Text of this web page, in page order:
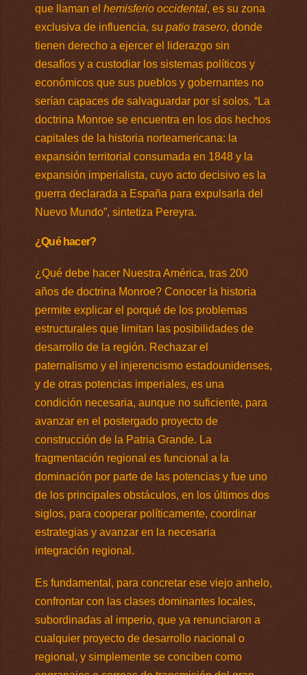
que llaman el hemisferio occidental, es su zona
exclusiva de influencia, su patio trasero, donde
tienen derecho a ejercer el liderazgo sin
desafíos y a custodiar los sistemas políticos y
económicos que sus pueblos y gobernantes no
serían capaces de salvaguardar por sí solos. “La
doctrina Monroe se encuentra en los dos hechos
capitales de la historia norteamericana: la
expansión territorial consumada en 1848 y la
expansión imperialista, cuyo acto decisivo es la
guerra declarada a España para expulsarla del
Nuevo Mundo”, sintetiza Pereyra.
¿Qué hacer?
¿Qué debe hacer Nuestra América, tras 200
años de doctrina Monroe? Conocer la historia
permite explicar el porqué de los problemas
estructurales que limitan las posibilidades de
desarrollo de la región. Rechazar el
paternalismo y el injerencismo estadounidenses,
y de otras potencias imperiales, es una
condición necesaria, aunque no suficiente, para
avanzar en el postergado proyecto de
construcción de la Patria Grande. La
fragmentación regional es funcional a la
dominación por parte de las potencias y fue uno
de los principales obstáculos, en los últimos dos
siglos, para cooperar políticamente, coordinar
estrategias y avanzar en la necesaria
integración regional.
Es fundamental, para concretar ese viejo anhelo,
confrontar con las clases dominantes locales,
subordinadas al imperio, que ya renunciaron a
cualquier proyecto de desarrollo nacional o
regional, y simplemente se conciben como